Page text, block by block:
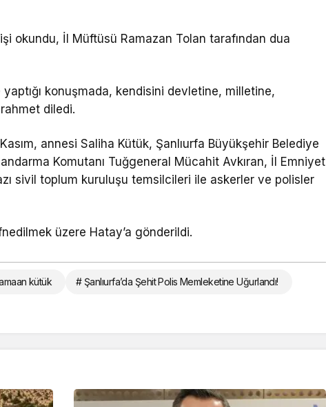
okundu, İl Müftüsü Ramazan Tolan tarafından dua
konuşmada, kendisini devletine, milletine,
diledi.
annesi Saliha Kütük, Şanlıurfa Büyükşehir Belediye
Komutanı Tuğgeneral Mücahit Avkıran, İl Emniyet
sivil toplum kuruluşu temsilcileri ile askerler ve polisler
üzere Hatay’a gönderildi.
kütük # Şanlıurfa’da Şehit Polis Memleketine Uğurlandı!